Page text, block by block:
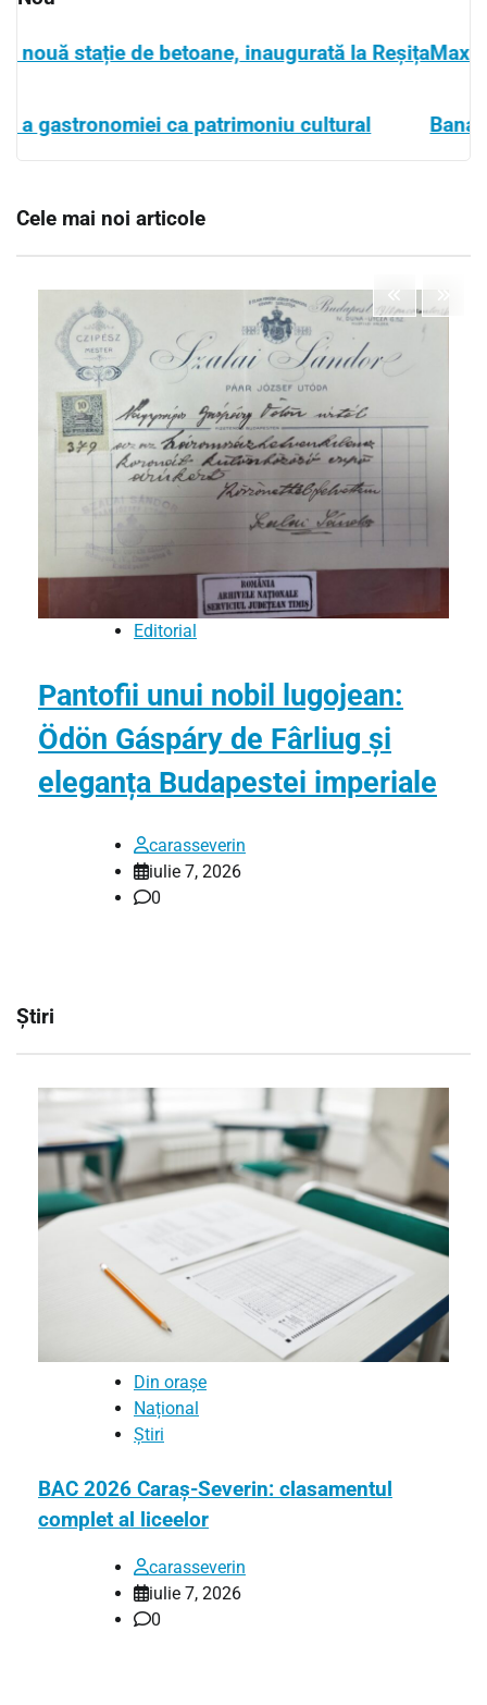
inaugurată la Reșița
cultural
Maxagro își extinde
Banatul, parte din mișcarea
Cele mai noi articole
Editorial
Pantofii unui nobil lugojean:
Ödön Gáspáry de Fârliug și
eleganța Budapestei imperiale
carasseverin
iulie 7, 2026
0
Știri
Din orașe
Național
Știri
BAC 2026 Caraș-Severin: clasamentul
complet al liceelor
carasseverin
iulie 7, 2026
0